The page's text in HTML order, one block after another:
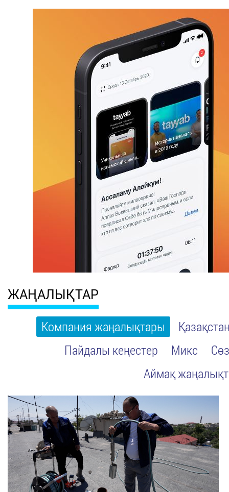
ЖАҢАЛЫҚТАР
Компания жаңалықтары
Пайдалы кеңестер
Микс
Аймақ